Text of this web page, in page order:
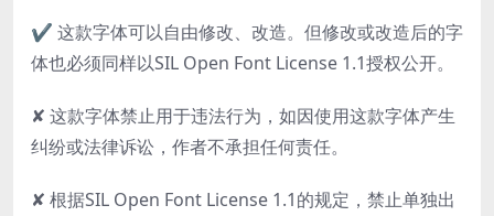
✔ 这款字体可以自由修改、改造。但修改或改造后的字
体也必须同样以SIL Open Font License 1.1授权公开。
✘ 这款字体禁止用于违法行为，如因使用这款字体产生
纠纷或法律诉讼，作者不承担任何责任。
✘ 根据SIL Open Font License 1.1的规定，禁止单独出